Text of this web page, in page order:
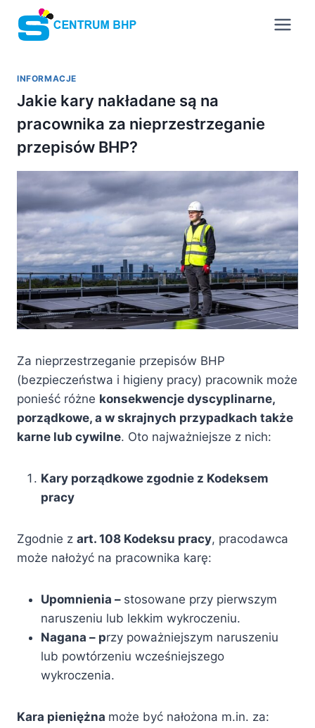
Przejdź
INFORMACJE
Jakie kary nakładane są na
pracownika za nieprzestrzeganie
przepisów BHP?
Za nieprzestrzeganie przepisów BHP
(bezpieczeństwa i higieny pracy) pracownik może
ponieść różne konsekwencje dyscyplinarne,
porządkowe, a w skrajnych przypadkach także
karne lub cywilne. Oto najważniejsze z nich:
Kary porządkowe zgodnie z Kodeksem
pracy
Zgodnie z art. 108 Kodeksu pracy, pracodawca
może nałożyć na pracownika karę:
Upomnienia – stosowane przy pierwszym
naruszeniu lub lekkim wykroczeniu.
Nagana – przy poważniejszym naruszeniu
lub powtórzeniu wcześniejszego
wykroczenia.
Kara pieniężna może być nałożona m.in. za: